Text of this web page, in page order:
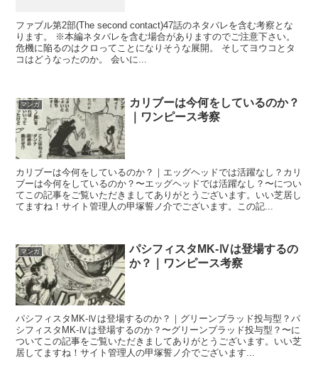
ファブル第2部(The second contact)47話のネタバレを含む考察とな
ります。 ※本編ネタバレを含む場合がありますのでご注意下さい。
危機に陥るのはクロってことになりそうな展開。 そしてヨウコとタ
コはどうなったのか。 会いに...
マンガ
カリブーは今何をしているのか？
｜ワンピース考察
カリブーは今何をしているのか？｜エッグヘッドでは活躍なし？カリ
ブーは今何をしているのか？〜エッグヘッドでは活躍なし？〜につい
てこの記事をご覧いただきましてありがとうございます。いい芝居し
てますね！サイト管理人の甲塚誓ノ介でございます。この記...
マンガ
パシフィスタMK-Ⅳは登場するの
か？｜ワンピース考察
パシフィスタMK-Ⅳは登場するのか？｜グリーンブラッド投与型？パ
シフィスタMK-Ⅳは登場するのか？〜グリーンブラッド投与型？〜に
ついてこの記事をご覧いただきましてありがとうございます。いい芝
居してますね！サイト管理人の甲塚誓ノ介でございます...